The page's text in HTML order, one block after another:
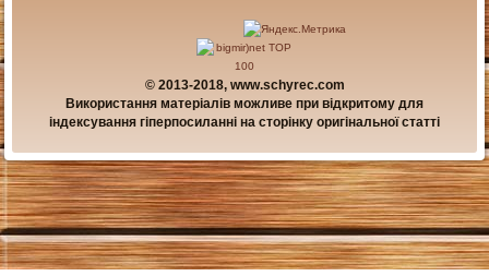
© 2013-2018, www.schyrec.com
Використання матеріалів можливе при відкритому для
індексування гіперпосиланні на сторінку оригінальної статті